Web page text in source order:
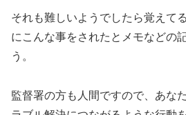
それも難しいようでしたら覚えて
にこんな事をされたとメモなどの
う。
監督署の方も人間ですので、あな